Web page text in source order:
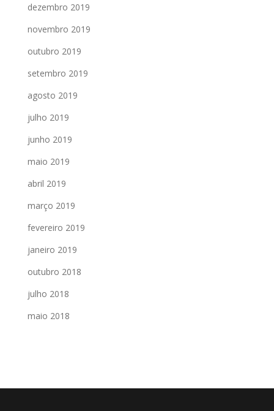
dezembro 2019
novembro 2019
outubro 2019
setembro 2019
agosto 2019
julho 2019
junho 2019
maio 2019
abril 2019
março 2019
fevereiro 2019
janeiro 2019
outubro 2018
julho 2018
maio 2018